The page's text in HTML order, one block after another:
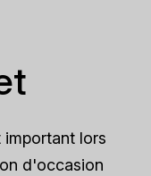
important lors
d'occasion